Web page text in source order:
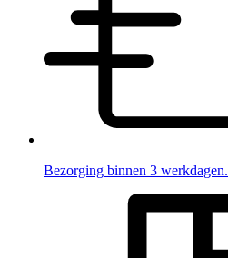
Bezorging binnen 3 werkdagen.